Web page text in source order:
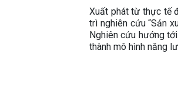
Xuất phát từ thực tế
trì nghiên cứu “Sản
Nghiên cứu hướng
thành mô hình năng